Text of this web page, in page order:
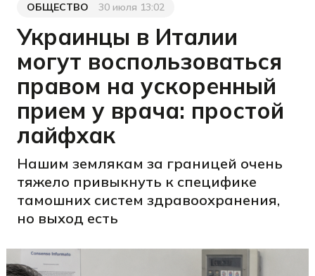
Категория
ОБЩЕСТВО
Дата публикации
30 июля 13:02
Украинцы в Италии
могут воспользоваться
правом на ускоренный
прием у врача: простой
лайфхак
Нашим землякам за границей очень
тяжело привыкнуть к специфике
тамошних систем здравоохранения,
но выход есть